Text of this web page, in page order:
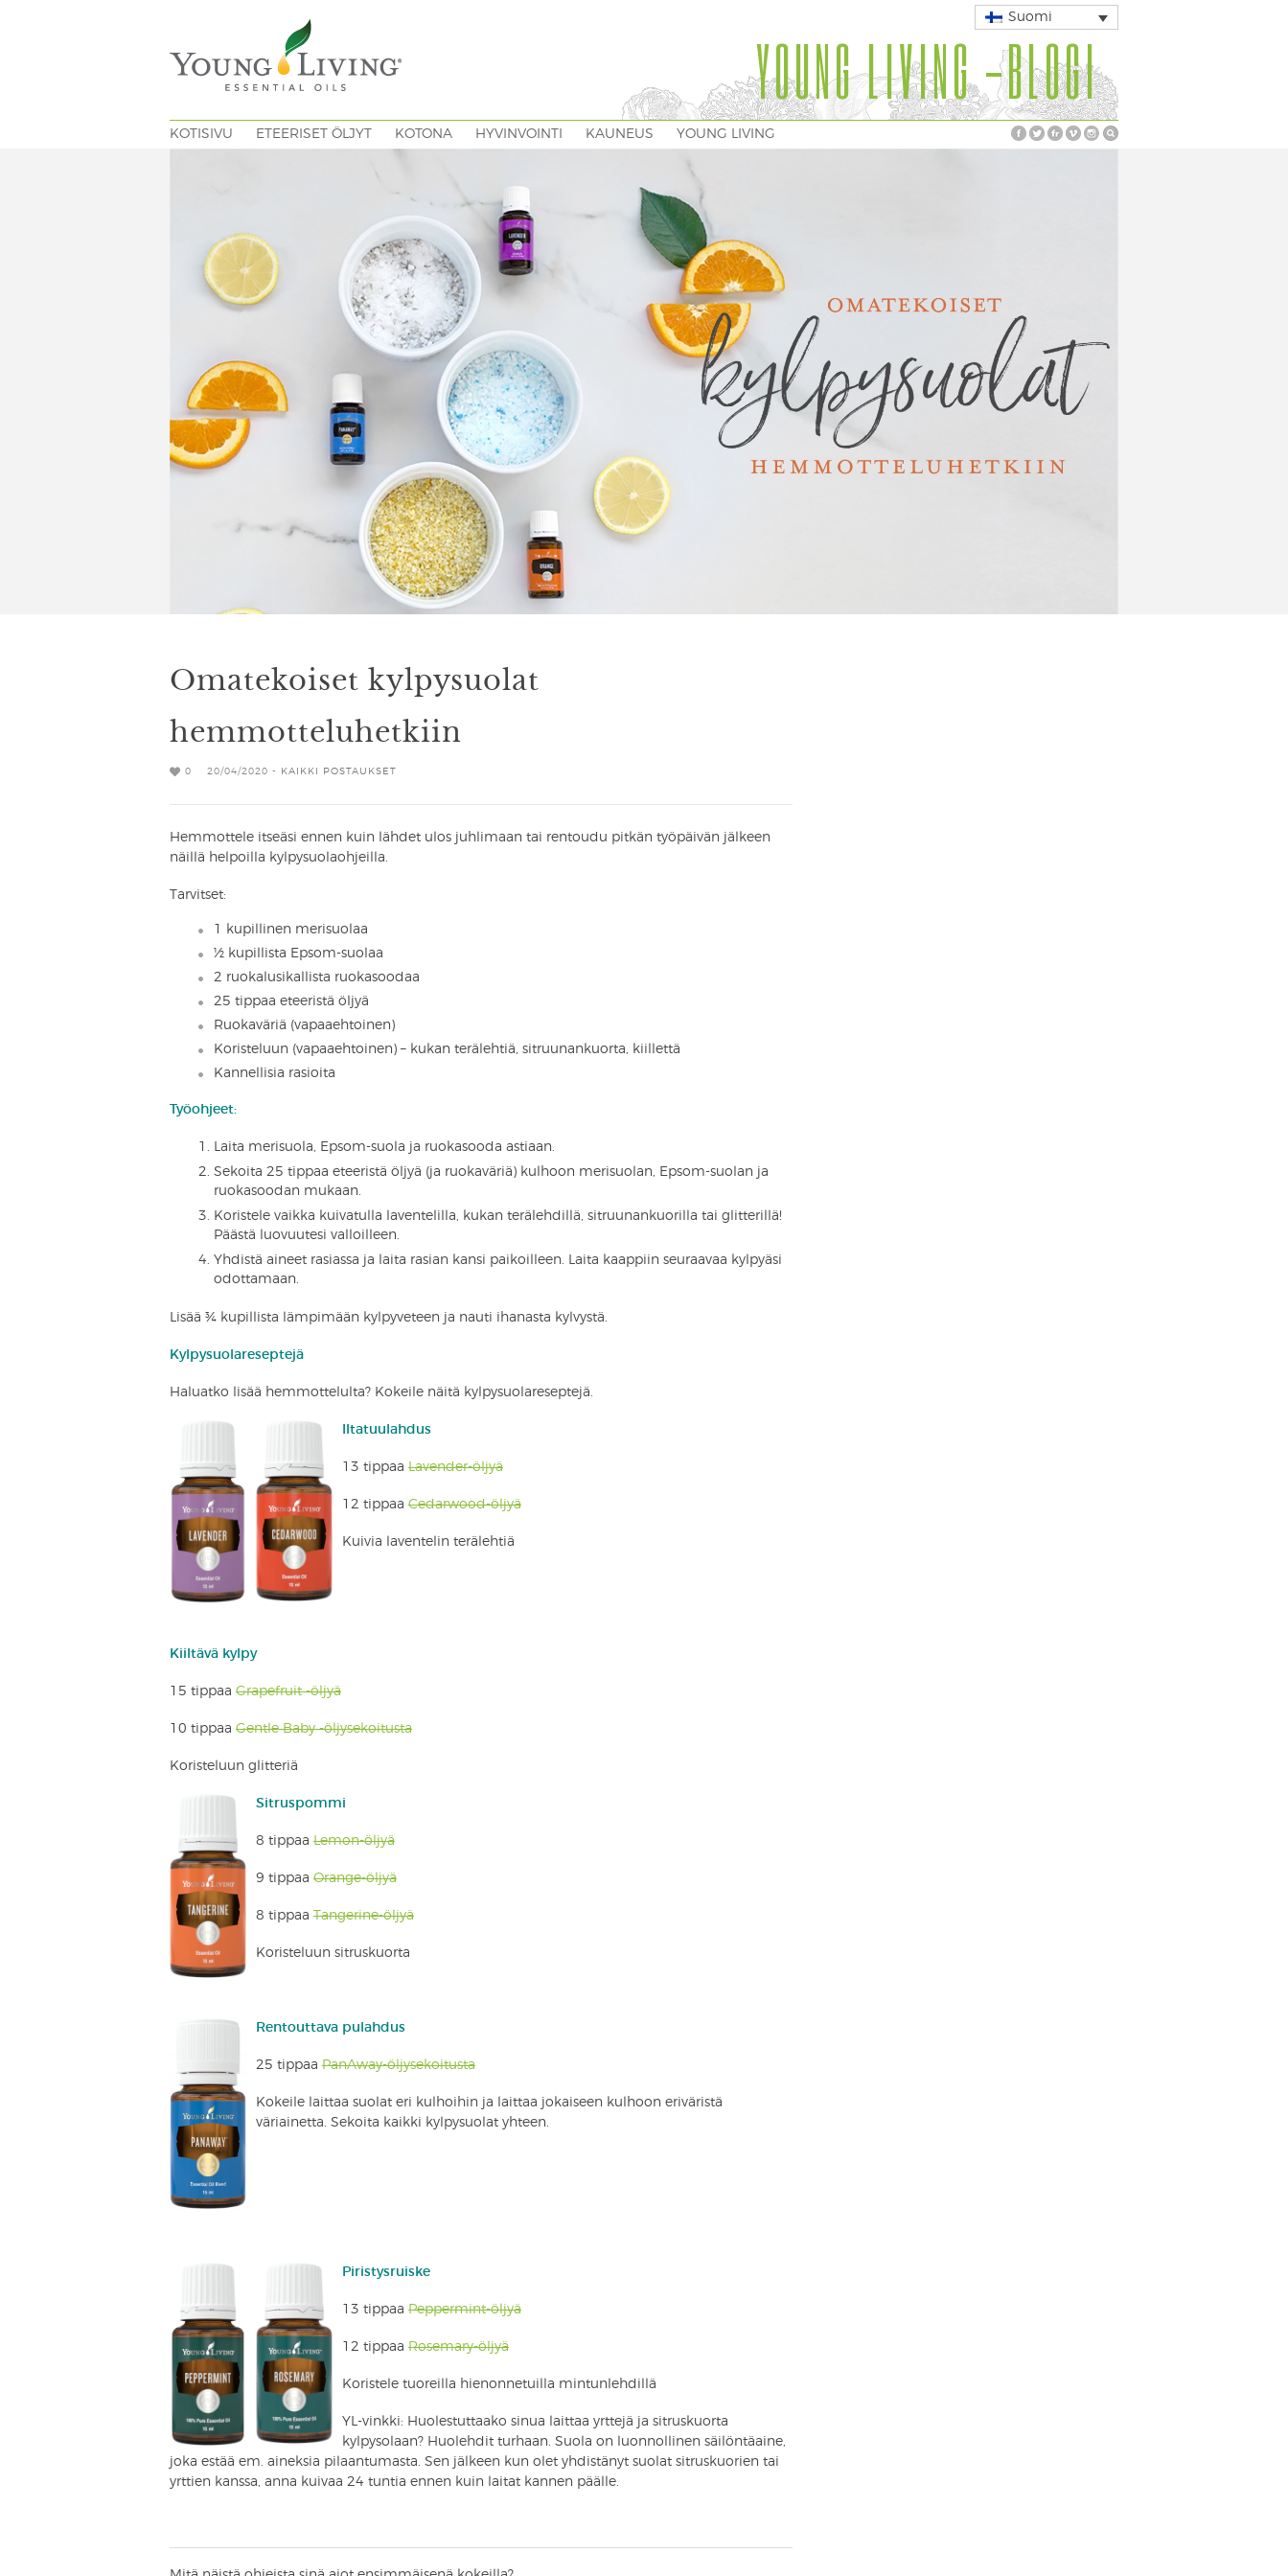
Suomi
YOUNG LIVING -BLOGI
KOTISIVU ETEERISET ÖLJYT KOTONA HYVINVOINTI KAUNEUS YOUNG LIVING
Omatekoiset kylpysuolat
hemmotteluhetkiin
0 20/04/2020 - KAIKKI POSTAUKSET
Hemmottele itseäsi ennen kuin lähdet ulos juhlimaan tai rentoudu pitkän työpäivän jälkeen
näillä helpoilla kylpysuolaohjeilla.
Tarvitset:
1 kupillinen merisuolaa
½ kupillista Epsom-suolaa
2 ruokalusikallista ruokasoodaa
25 tippaa eteeristä öljyä
Ruokaväriä (vapaaehtoinen)
Koristeluun (vapaaehtoinen) – kukan terälehtiä, sitruunankuorta, kiillettä
Kannellisia rasioita
Työohjeet:
Laita merisuola, Epsom-suola ja ruokasooda astiaan.
Sekoita 25 tippaa eteeristä öljyä (ja ruokaväriä) kulhoon merisuolan, Epsom-suolan ja
ruokasoodan mukaan.
Koristele vaikka kuivatulla laventelilla, kukan terälehdillä, sitruunankuorilla tai glitterillä!
Päästä luovuutesi valloilleen.
Yhdistä aineet rasiassa ja laita rasian kansi paikoilleen. Laita kaappiin seuraavaa kylpyäsi
odottamaan.
Lisää ¾ kupillista lämpimään kylpyveteen ja nauti ihanasta kylvystä.
Kylpysuolareseptejä
Haluatko lisää hemmottelulta? Kokeile näitä kylpysuolareseptejä.
Iltatuulahdus
13 tippaa Lavender-öljyä
12 tippaa Cedarwood-öljyä
Kuivia laventelin terälehtiä
Kiiltävä kylpy
15 tippaa Grapefruit -öljyä
10 tippaa Gentle Baby -öljysekoitusta
Koristeluun glitteriä
Sitruspommi
8 tippaa Lemon-öljyä
9 tippaa Orange-öljyä
8 tippaa Tangerine-öljyä
Koristeluun sitruskuorta
Rentouttava pulahdus
25 tippaa PanAway-öljysekoitusta
Kokeile laittaa suolat eri kulhoihin ja laittaa jokaiseen kulhoon eriväristä
väriainetta. Sekoita kaikki kylpysuolat yhteen.
Piristysruiske
13 tippaa Peppermint-öljyä
12 tippaa Rosemary-öljyä
Koristele tuoreilla hienonnetuilla mintunlehdillä
YL-vinkki: Huolestuttaako sinua laittaa yrttejä ja sitruskuorta
kylpysolaan? Huolehdit turhaan. Suola on luonnollinen säilöntäaine,
joka estää em. aineksia pilaantumasta. Sen jälkeen kun olet yhdistänyt suolat sitruskuorien tai
yrttien kanssa, anna kuivaa 24 tuntia ennen kuin laitat kannen päälle.